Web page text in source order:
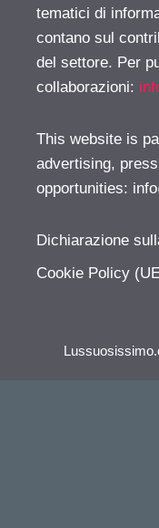
tematici di
contano sul
del settore. Per
collaborazioni:
This website is
advertising,
opportunities:
Dichiarazione
Cookie Policy